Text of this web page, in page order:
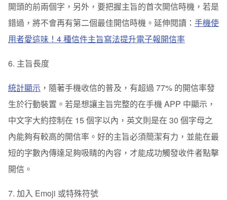
開頭的前兩個字，另外，要把握主旨的首次開信時機，若是
錯過，將不會再有第二個最佳開信時機。延伸閱讀： 手機使
用者愛這味！4 種信件主旨寫法提升電子報開信率
6. 主旨長度
統計顯示 ，隨著手機收信的普及，有超過 77% 的開信率發
生於行動裝置。若是想讓主旨完整的在手機 APP 中顯示，
中文字大約控制在 15 個字以內，英文則是在 30 個字母之
內能夠有較高的開信率。好的主旨必須簡潔有力，並能在最
短的字數內傳達足夠吸睛的內容，才能成功觸發收件者點擊
開信。
7. 加入 Emoji 或特殊符號